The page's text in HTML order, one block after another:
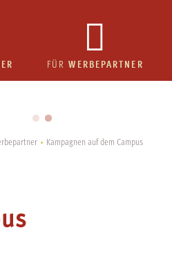
FÜR WERBEPARTNER
Kampagnen auf dem Campus